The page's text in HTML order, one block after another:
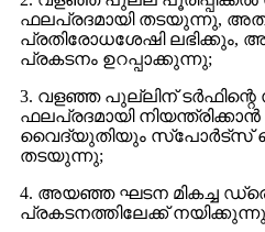
ഫലപ്രദമായി തടയുന്നു,
പ്രതിരോധശേഷി ലഭിക്കും,
പ്രകടനം ഉറപ്പാക്കുന്നു;
3. വളഞ്ഞ പുല്ലിന് ടർഫിന്റെ
ഫലപ്രദമായി നിയന്ത്രിക്കാൻ
വൈദ്യുതിയും സ്പോർട്സ്
തടയുന്നു;
4. അയഞ്ഞ ഘടന മികച്ച
പ്രകടനത്തിലേക്ക്